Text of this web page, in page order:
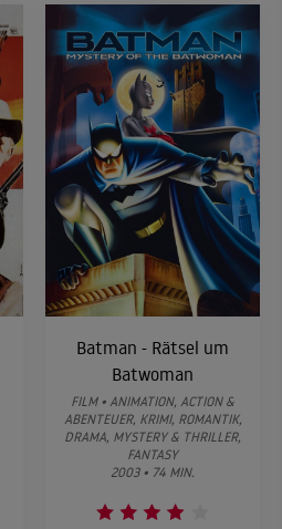
Batman - Rätsel um
Batwoman
FILM • ANIMATION, ACTION &
ABENTEUER, KRIMI, ROMANTIK,
DRAMA, MYSTERY & THRILLER,
FANTASY
2003 • 74 MIN.